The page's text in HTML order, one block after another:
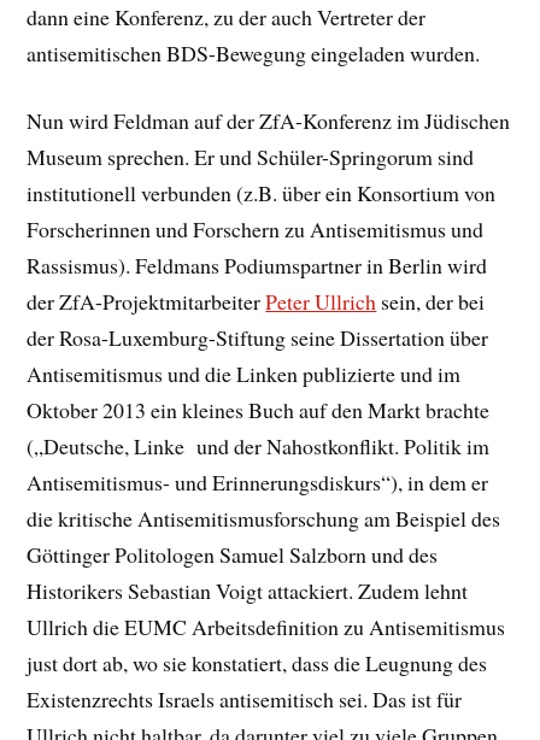
dann eine Konferenz, zu der auch Vertreter der
antisemitischen BDS-Bewegung eingeladen wurden.
Nun wird Feldman auf der ZfA-Konferenz im Jüdischen
Museum sprechen. Er und Schüler-Springorum sind
institutionell verbunden (z.B. über ein Konsortium von
Forscherinnen und Forschern zu Antisemitismus und
Rassismus). Feldmans Podiumspartner in Berlin wird
der ZfA-ProjektmitarbeiterPeter Ullrich sein, der bei
der Rosa-Luxemburg-Stiftung seine Dissertation über
Antisemitismus und die Linken publizierte und im
Oktober 2013 ein kleines Buch auf den Markt brachte
(„Deutsche, Linke und der Nahostkonflikt. Politik im
Antisemitismus- und Erinnerungsdiskurs“), in dem er
die kritische Antisemitismusforschung am Beispiel des
Göttinger Politologen Samuel Salzborn und des
Historikers Sebastian Voigt attackiert. Zudem lehnt
Ullrich die EUMC Arbeitsdefinition zu Antisemitismus
just dort ab, wo sie konstatiert, dass die Leugnung des
Existenzrechts Israels antisemitisch sei. Das ist für